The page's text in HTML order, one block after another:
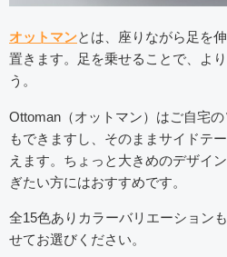
オットマンとは、座りながら足を
置きます。足を乗せることで、よ
う。
Ottoman（オットマン）はご自宅
もできますし、そのままサイドテ
えます。ちょっと大きめのデザイ
ぎたい方にはおすすめです。
全15色ありカラーバリエーション
せてお選びください。